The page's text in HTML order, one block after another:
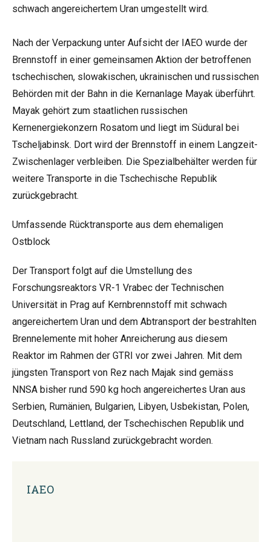
schwach angereichertem Uran umgestellt wird.
Nach der Verpackung unter Aufsicht der IAEO wurde der
Brennstoff in einer gemeinsamen Aktion der betroffenen
tschechischen, slowakischen, ukrainischen und russischen
Behörden mit der Bahn in die Kernanlage Mayak überführt.
Mayak gehört zum staatlichen russischen
Kernenergiekonzern Rosatom und liegt im Südural bei
Tscheljabinsk. Dort wird der Brennstoff in einem Langzeit-
Zwischenlager verbleiben. Die Spezialbehälter werden für
weitere Transporte in die Tschechische Republik
zurückgebracht.
Umfassende Rücktransporte aus dem ehemaligen
Ostblock
Der Transport folgt auf die Umstellung des
Forschungsreaktors VR-1 Vrabec der Technischen
Universität in Prag auf Kernbrennstoff mit schwach
angereichertem Uran und dem Abtransport der bestrahlten
Brennelemente mit hoher Anreicherung aus diesem
Reaktor im Rahmen der GTRI vor zwei Jahren. Mit dem
jüngsten Transport von Rez nach Majak sind gemäss
NNSA bisher rund 590 kg hoch angereichertes Uran aus
Serbien, Rumänien, Bulgarien, Libyen, Usbekistan, Polen,
Deutschland, Lettland, der Tschechischen Republik und
Vietnam nach Russland zurückgebracht worden.
IAEO